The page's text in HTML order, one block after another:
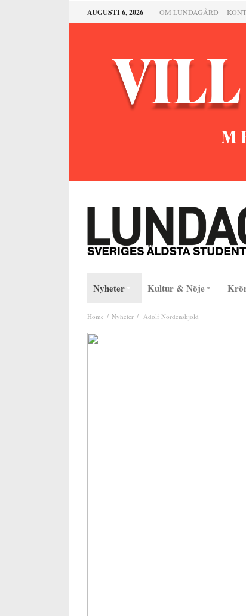
AUGUSTI 6, 2026 OM LUNDAGÅRD
Nyheter Kultur & Nöje
Home Nyheter Adolf Nordenskjöld